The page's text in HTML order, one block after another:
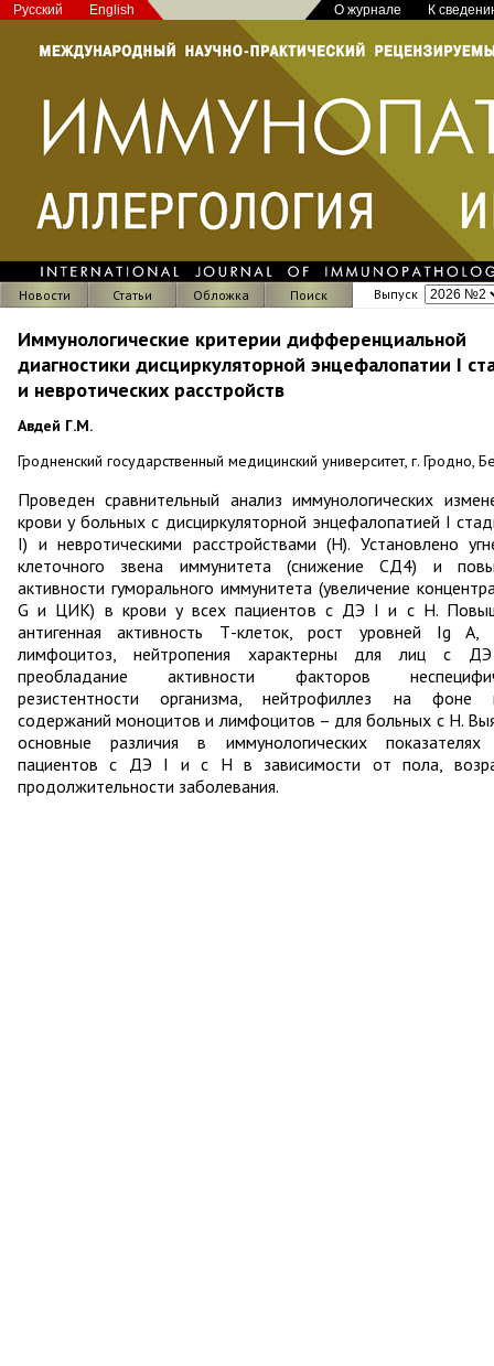
Русский English О журнале К
Новости Статьи Обложка Поиск Выпуск
Иммунологические критерии дифференциальной
диагностики дисциркуляторной энцефалопатии I
и невротических расстройств
Авдей Г.М.
Гродненский государственный медицинский университет, г. Гродно,
Проведен сравнительный анализ иммунологических
крови у больных с дисциркуляторной энцефалопатией I
I) и невротическими расстройствами (Н). Установлено
клеточного звена иммунитета (снижение СД4) и
активности гуморального иммунитета (увеличение
G и ЦИК) в крови у всех пациентов с ДЭ I и с Н.
антигенная активность Т-клеток, рост уровней Ig
лимфоцитоз, нейтропения характерны для лиц с
преобладание активности факторов
резистентности организма, нейтрофиллез на фоне
содержаний моноцитов и лимфоцитов – для больных с Н.
основные различия в иммунологических показателях
пациентов с ДЭ I и с Н в зависимости от пола,
продолжительности заболевания.